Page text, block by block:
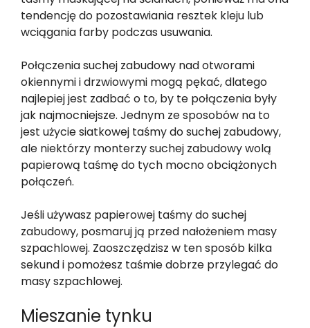
tendencję do pozostawiania resztek kleju lub
wciągania farby podczas usuwania.
Połączenia suchej zabudowy nad otworami
okiennymi i drzwiowymi mogą pękać, dlatego
najlepiej jest zadbać o to, by te połączenia były
jak najmocniejsze. Jednym ze sposobów na to
jest użycie siatkowej taśmy do suchej zabudowy,
ale niektórzy monterzy suchej zabudowy wolą
papierową taśmę do tych mocno obciążonych
połączeń.
Jeśli używasz papierowej taśmy do suchej
zabudowy, posmaruj ją przed nałożeniem masy
szpachlowej. Zaoszczędzisz w ten sposób kilka
sekund i pomożesz taśmie dobrze przylegać do
masy szpachlowej.
Mieszanie tynku